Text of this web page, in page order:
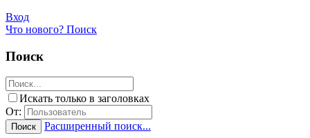
Вход
Что нового? Поиск
Поиск
Искать только в заголовках
От:
Поиск Расширенный поиск...